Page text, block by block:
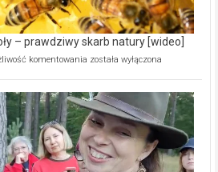
[wideo]
– prawdziwy skarb natury [wideo]
komentowania Ekologiczne
–
prawdziwy
skarb
natury
[wideo]
została wyłączona